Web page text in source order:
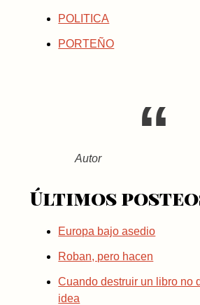
POLITICA
PORTEÑO
Autor
Últimos
Europa bajo asedio
Roban, pero hacen
Cuando destruir un libro no
idea